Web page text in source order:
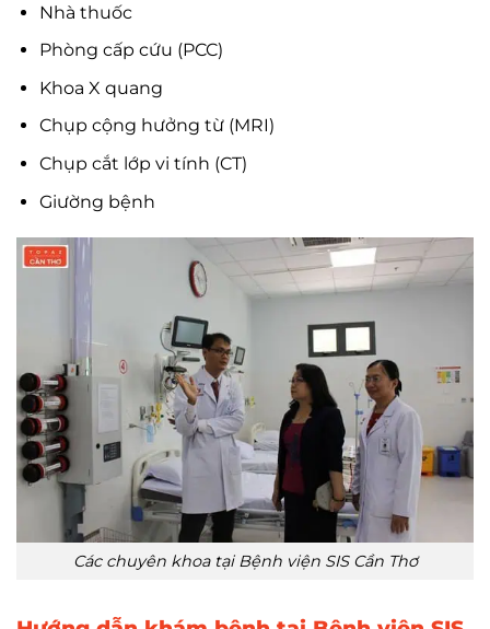
Nhà thuốc
Phòng cấp cứu (PCC)
Khoa X quang
Chụp cộng hưởng từ (MRI)
Chụp cắt lớp vi tính (CT)
Giường bệnh
Các chuyên khoa tại Bệnh viện SIS Cần Thơ